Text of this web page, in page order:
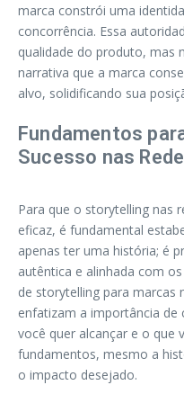
marca constrói uma
concorrência. Essa
qualidade do produto, mas
narrativa que a marca
alvo, solidificando sua
Fundamentos
Sucesso nas
Para que o storytelling nas
eficaz, é fundamental
apenas ter uma história; é
autêntica e alinhada com
de storytelling para marcas
enfatizam a importância
você quer alcançar e o que
fundamentos, mesmo a
o impacto desejado.